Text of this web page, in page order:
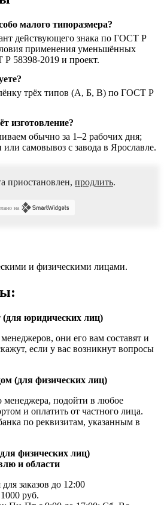
малого типоразмера?
действующего знака по ГОСТ Р
применения уменьшённых
Р 58398-2019 и проект.
трёх типов (А, Б, В) по ГОСТ Р
изготовление?
обычно за 1–2 рабочих дня;
или самовывоз с завода в Ярославле.
приостановлен, продлить.
на
и физическими лицами.
(для юридических лиц)
они его вам составят и
если у вас возникнут вопросы
(для физических лиц)
менеджера, подойти в любое
и оплатить от частного лица.
по реквизитам, указанным в
физических лиц)
и области
заказов до 12:00
руб.